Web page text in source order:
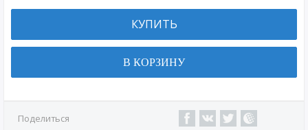
КУПИТЬ
В КОРЗИНУ
Поделиться